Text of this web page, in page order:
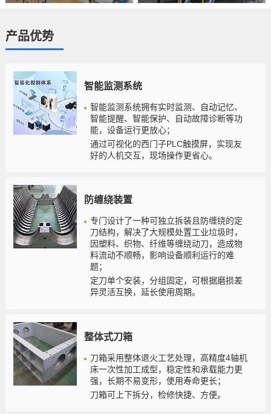
产品优势
智能监测系统
智能监测系统拥有实时监测、自动记忆、
智能提醒、智能保护、自动故障诊断等功
能，设备运行更放心；
通过可视化的西门子PLC触摸屏，实现友
好的人机交互，现场操作更省心。
防缠绕装置
专门设计了一种可独立拆装且防缠绕的定
刀结构，解决了大规模处置工业垃圾时，
因塑料、织物、纤维等缠绕动刀，造成物
料流动不顺畅，影响设备顺利运行的难
题；
定刀单个安装，分组固定，可根据磨损差
异灵活互换，延长使用周期。
整体式刀箱
刀箱采用整体退火工艺处理，高精度4轴机
床一次性加工成型，稳定性和承载能力更
强，长期不易变形，使用寿命更长；
刀箱可上下拆分，检修快捷、方便。